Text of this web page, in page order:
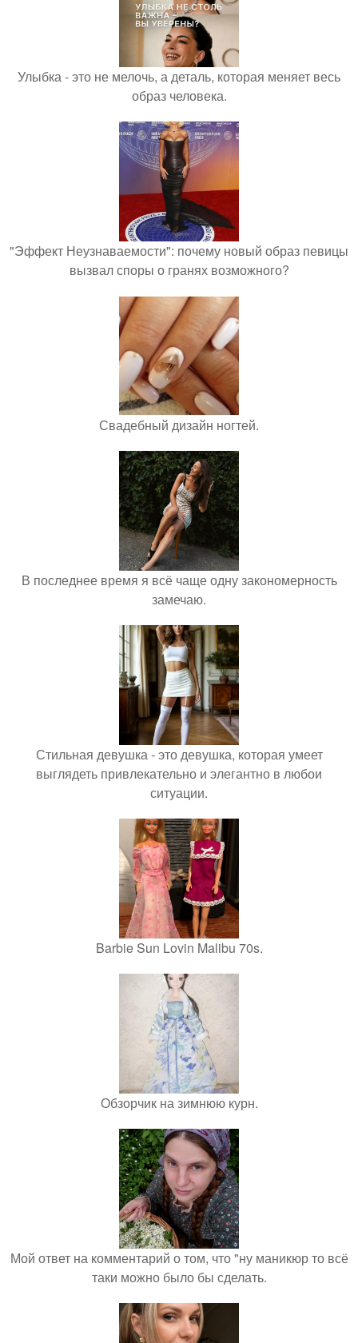
Улыбка - это не мелочь, а деталь, которая меняет весь
образ человека.
"Эффект Неузнаваемости": почему новый образ певицы
вызвал споры о гранях возможного?
Свадебный дизайн ногтей.
В последнее время я всё чаще одну закономерность
замечаю.
Стильная девушка - это девушка, которая умеет
выглядеть привлекательно и элегантно в любои
ситуации.
Barbie Sun Lovin Malibu 70s.
Обзорчик на зимнюю курн.
Мой ответ на комментарий о том, что "ну маникюр то всё
таки можно было бы сделать.